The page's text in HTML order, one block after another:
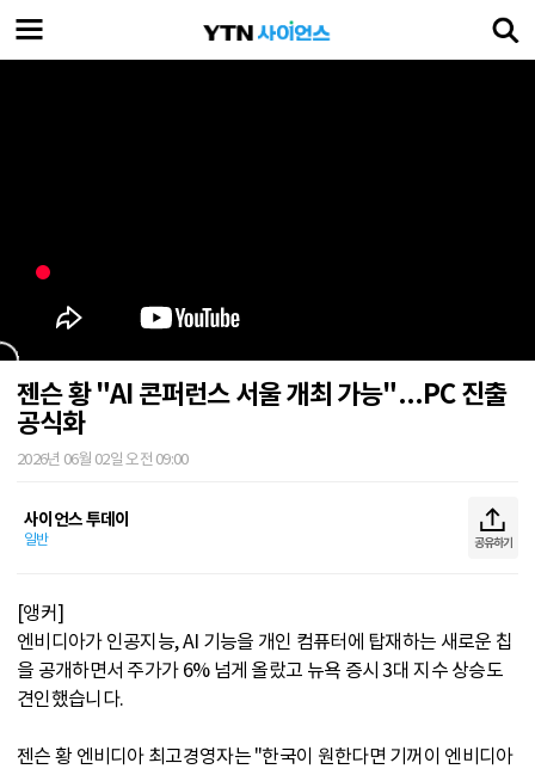
젠슨 황 "AI 콘퍼런스 서울 개최 가능"...PC 진출
공식화
2026년 06월 02일 오전 09:00
사이언스 투데이
일반 공유하기
[앵커]
엔비디아가 인공지능, AI 기능을 개인 컴퓨터에 탑재하는 새로운 칩
을 공개하면서 주가가 6% 넘게 올랐고 뉴욕 증시 3대 지수 상승도
견인했습니다.
젠슨 황 엔비디아 최고경영자는 "한국이 원한다면 기꺼이 엔비디아